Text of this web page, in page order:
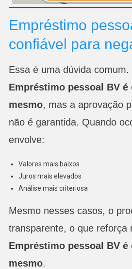
Empréstimo
confiável para
Essa é uma dúvida comum.
Empréstimo pessoal BV é
mesmo, mas a aprovação
não é garantida. Quando
envolve:
Valores mais baixos
Juros mais elevados
Análise mais criteriosa
Mesmo nesses casos, o
transparente, o que reforça
Empréstimo pessoal BV é
mesmo.